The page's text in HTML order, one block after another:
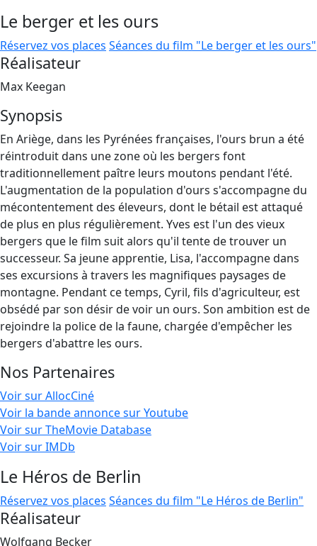
Le berger et les ours
Réservez vos places Séances du film "Le berger et les ours"
Réalisateur
Max Keegan
Synopsis
En Ariège, dans les Pyrénées françaises, l'ours brun a été
réintroduit dans une zone où les bergers font
traditionnellement paître leurs moutons pendant l'été.
L'augmentation de la population d'ours s'accompagne du
mécontentement des éleveurs, dont le bétail est attaqué
de plus en plus régulièrement. Yves est l'un des vieux
bergers que le film suit alors qu'il tente de trouver un
successeur. Sa jeune apprentie, Lisa, l'accompagne dans
ses excursions à travers les magnifiques paysages de
montagne. Pendant ce temps, Cyril, fils d'agriculteur, est
obsédé par son désir de voir un ours. Son ambition est de
rejoindre la police de la faune, chargée d'empêcher les
bergers d'abattre les ours.
Nos Partenaires
Voir sur AllocCiné
Voir la bande annonce sur Youtube
Voir sur TheMovie Database
Voir sur IMDb
Le Héros de Berlin
Réservez vos places Séances du film "Le Héros de Berlin"
Réalisateur
Wolfgang Becker